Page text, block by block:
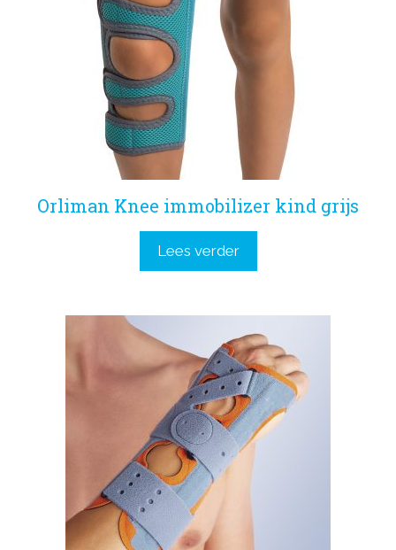
Orliman Knee immobilizer kind grijs
Lees verder